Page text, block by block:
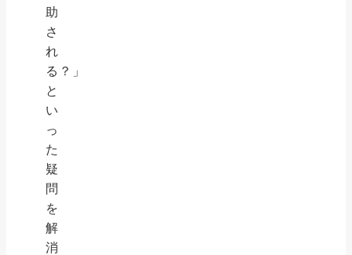
助
さ
れ
る？」
と
い
っ
た
疑
問
を
解
消